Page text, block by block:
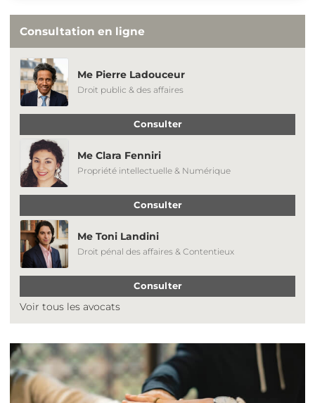
Consultation en ligne
Me Pierre Ladouceur
Droit public & des affaires
Consulter
Me Clara Fenniri
Propriété intellectuelle & Numérique
Consulter
Me Toni Landini
Droit pénal des affaires & Contentieux
Consulter
Voir tous les avocats